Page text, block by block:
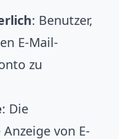
: Benutzer,
E-Mail-
zu
: Die
von E-